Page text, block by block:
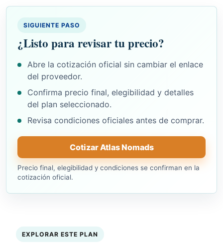
SIGUIENTE PASO
¿Listo para revisar tu precio?
Abre la cotización oficial sin cambiar el enlace
del proveedor.
Confirma precio final, elegibilidad y detalles
del plan seleccionado.
Revisa condiciones oficiales antes de comprar.
Cotizar Atlas Nomads
Precio final, elegibilidad y condiciones se confirman en la
cotización oficial.
EXPLORAR ESTE PLAN